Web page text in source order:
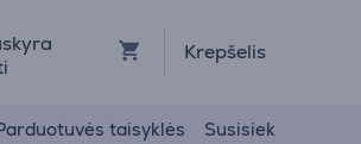
Krepšelis
taisyklės Susisiek